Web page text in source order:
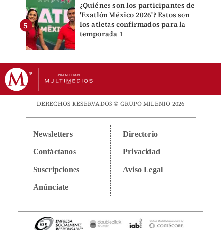
¿Quiénes son los participantes de
'Exatlón México 2026'? Estos son
los atletas confirmados para la
temporada 1
DERECHOS RESERVADOS © GRUPO MILENIO 2026
Newsletters
Contáctanos
Suscripciones
Anúnciate
Directorio
Privacidad
Aviso Legal